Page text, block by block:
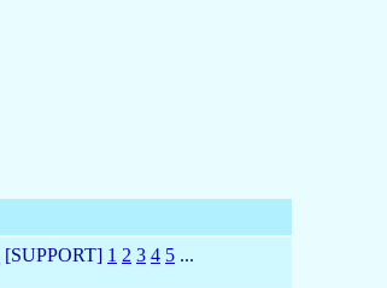
[SUPPORT] 1 2 3 4 5 ...